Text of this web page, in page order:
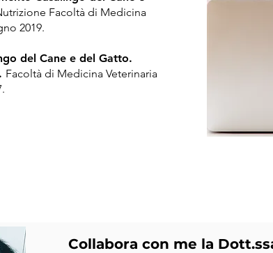
Facoltà di Medicina
2019.
del Cane e del Gatto.
Facoltà di Medicina Veterinaria
Collabora con me la